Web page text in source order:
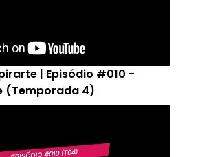
| Episódio #010 -
(Temporada 4)